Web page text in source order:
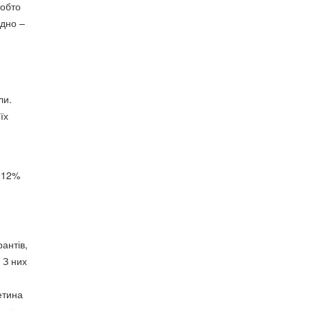
–
З них